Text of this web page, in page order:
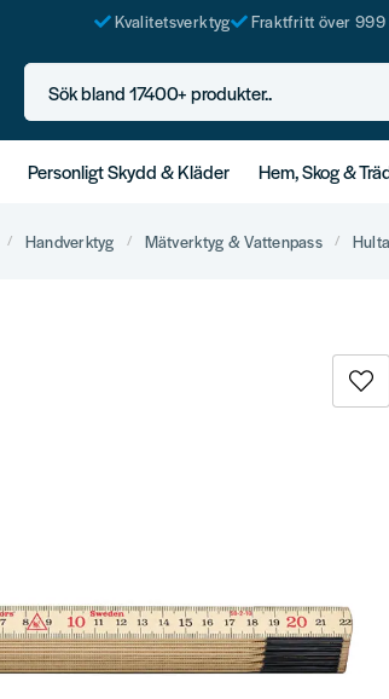
Kvalitetsverktyg Fraktfritt över 999
Sök bland 17400+ produkter..
Personligt Skydd & Kläder Hem, Skog &
Handverktyg Mätverktyg & Vattenpass